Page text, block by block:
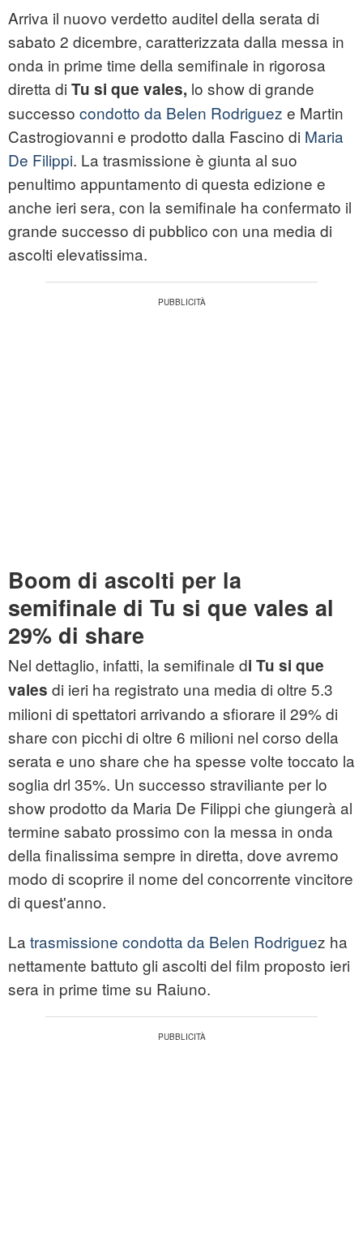
Arriva il nuovo verdetto auditel della serata di
sabato 2 dicembre, caratterizzata dalla messa in
onda in prime time della semifinale in rigorosa
diretta di Tu si que vales, lo show di grande
successo condotto da Belen Rodriguez e Martin
Castrogiovanni e prodotto dalla Fascino di Maria
De Filippi. La trasmissione è giunta al suo
penultimo appuntamento di questa edizione e
anche ieri sera, con la semifinale ha confermato il
grande successo di pubblico con una media di
ascolti elevatissima.
Boom di ascolti per la
semifinale di Tu si que vales al
29% di share
Nel dettaglio, infatti, la semifinale di Tu si que
vales di ieri ha registrato una media di oltre 5.3
milioni di spettatori arrivando a sfiorare il 29% di
share con picchi di oltre 6 milioni nel corso della
serata e uno share che ha spesse volte toccato la
soglia drl 35%. Un successo straviliante per lo
show prodotto da Maria De Filippi che giungerà al
termine sabato prossimo con la messa in onda
della finalissima sempre in diretta, dove avremo
modo di scoprire il nome del concorrente vincitore
di quest'anno.
La trasmissione condotta da Belen Rodriguez ha
nettamente battuto gli ascolti del film proposto ieri
sera in prime time su Raiuno.